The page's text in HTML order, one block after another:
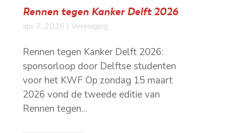
Rennen tegen Kanker Delft 2026
apr 7, 2026 | Vereniging
Rennen tegen Kanker Delft 2026:
sponsorloop door Delftse studenten
voor het KWF Op zondag 15 maart
2026 vond de tweede editie van
Rennen tegen...